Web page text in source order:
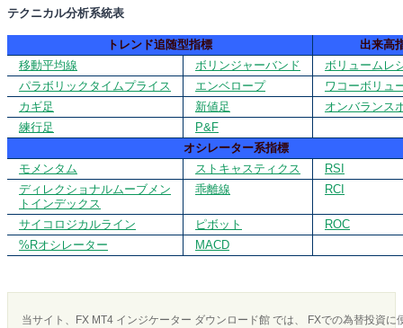
テクニカル分析系統表
トレンド追随型指標
出来高
移動平均線
ボリンジャーバンド
ボリュームレ
パラボリックタイムプライス
エンベロープ
ワコーボリュ
カギ足
新値足
オンバランス
練行足
P&F
オシレーター系指標
モメンタム
ストキャスティクス
RSI
ディレクショナルムーブメン
トインデックス
乖離線 RCI
サイコロジカルライン ピボット
ROC
%Rオシレーター
MACD
当サイト、FX MT4 インジケーター ダウンロード館 では、 FXでの為替投資